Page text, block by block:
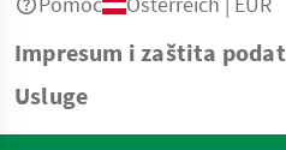
Impresum i zaštita
Usluge